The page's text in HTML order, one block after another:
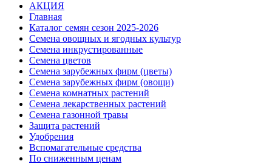
АКЦИЯ
Главная
Каталог семян сезон 2025-2026
Семена овощных и ягодных культур
Семена инкрустированные
Семена цветов
Семена зарубежных фирм (цветы)
Семена зарубежных фирм (овощи)
Семена комнатных растений
Семена лекарственных растений
Семена газонной травы
Защита растений
Удобрения
Вспомагательные средства
По сниженным ценам